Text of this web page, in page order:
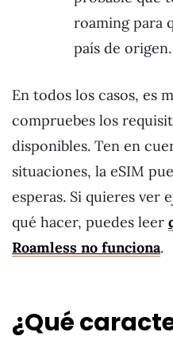
roaming para
país de origen.
En todos los casos, es
compruebes los
disponibles. Ten en
situaciones, la eSIM
esperas. Si quieres ver
qué hacer, puedes leer
Roamless no funciona.
¿Qué